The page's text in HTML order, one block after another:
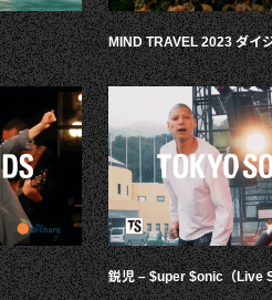
MIND TRAVEL 2023 ダイ
鋭児 – $uper $onic（Live